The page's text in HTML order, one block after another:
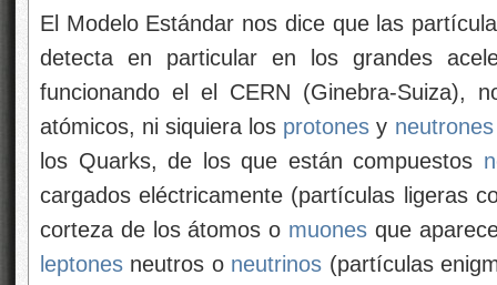
El Modelo Estándar nos dice que las
detecta en particular en los grandes
funcionando el el CERN (Ginebra-Suiza),
atómicos, ni siquiera los protones y neutrones
los Quarks, de los que están compuestos
cargados eléctricamente (partículas ligeras
corteza de los átomos o muones que
leptones neutros o neutrinos (partículas